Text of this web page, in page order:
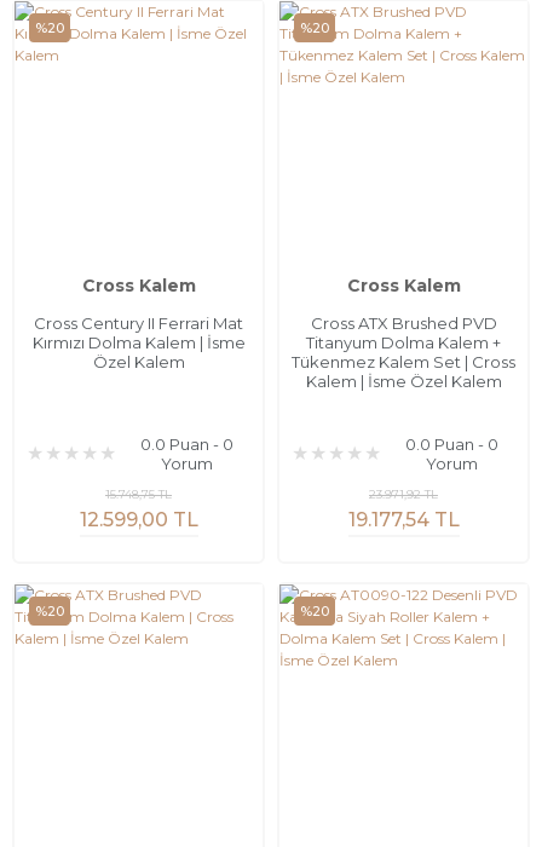
%20
Cross Kalem
Cross Century II Ferrari Mat
Kırmızı Dolma Kalem | İsme
Özel Kalem
0.0 Puan - 0
Yorum
12.599,00 TL
15.748,75 TL
%20
Cross Kalem
Cross ATX Brushed PVD
Titanyum Dolma Kalem +
Tükenmez Kalem Set | Cross
Kalem | İsme Özel Kalem
0.0 Puan - 0
Yorum
19.177,54 TL
23.971,92 TL
%20 %20